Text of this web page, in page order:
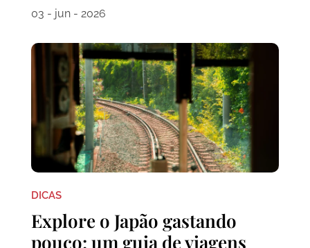
03 - jun - 2026
DICAS
Explore o Japão gastando
pouco: um guia de viagens